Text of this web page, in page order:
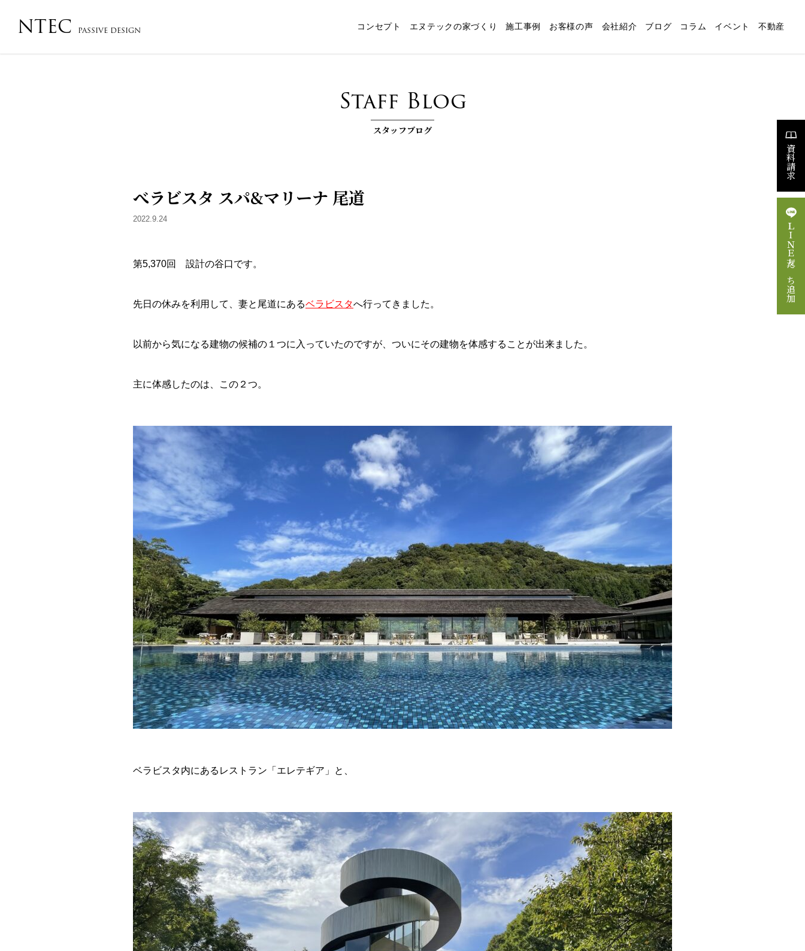
NTEC PASSIVE DESIGN コンセプト エヌテックの家づくり 施工事例 お客様の声 会社紹介 ブログ コラム イベント 不動産
資料請求
ＬＩＮＥ友だち追加
Staff Blog
スタッフブログ
べラビスタ スパ&マリーナ 尾道
2022.9.24
第5,370回 設計の谷口です。
先日の休みを利用して、妻と尾道にあるベラビスタへ行ってきました。
以前から気になる建物の候補の１つに入っていたのですが、ついにその建物を体感することが出来ました。
主に体感したのは、この２つ。
ベラビスタ内にあるレストラン「エレテギア」と、